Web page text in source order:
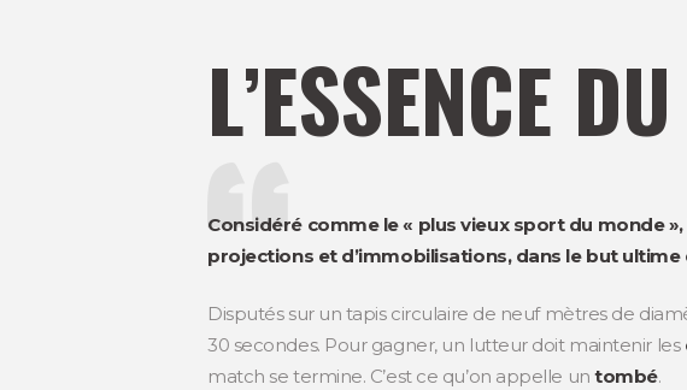
L’ESSENCE
Considéré comme le « plus vieux sport du monde
projections et d’immobilisations, dans le but
Disputés sur un tapis circulaire de neuf mètres de
30 secondes. Pour gagner, un lutteur doit maintenir les
match se termine. C’est ce qu’on appelle untombé.